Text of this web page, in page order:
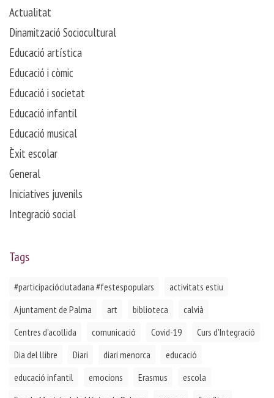
Actualitat
Dinamització Sociocultural
Educació artística
Educació i còmic
Educació i societat
Educació infantil
Educació musical
Èxit escolar
General
Iniciatives juvenils
Integració social
Tags
#participacióciutadana #festespopulars
activitats estiu
Ajuntament de Palma
art biblioteca
calvià
Centres d'acollida
comunicació Covid-19
Curs d'Integració
Dia del llibre
Diari diari menorca
educació
educació infantil
emocions Erasmus
escola